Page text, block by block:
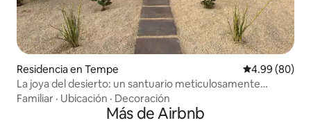
Residencia en Tempe Calificación
4.99 (80)
La joya del desierto: un santuario meticulosamente
diseñado
Familiar · Ubicación · Decoración
Más de Airbnb